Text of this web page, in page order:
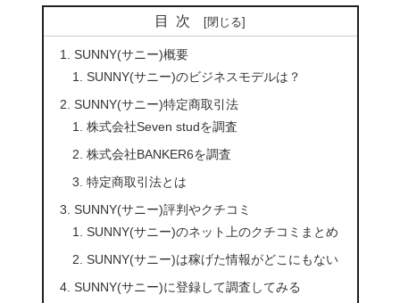
目次
SUNNY(サニー)概要
SUNNY(サニー)のビジネスモデルは？
SUNNY(サニー)特定商取引法
株式会社Seven studを調査
株式会社BANKER6を調査
特定商取引法とは
SUNNY(サニー)評判やクチコミ
SUNNY(サニー)のネット上のクチコミまとめ
SUNNY(サニー)は稼げた情報がどこにもない
SUNNY(サニー)に登録して調査してみる